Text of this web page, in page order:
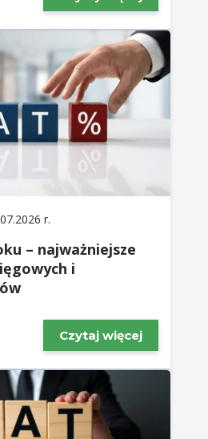
r.
– najważniejsze
i
Czytaj więcej